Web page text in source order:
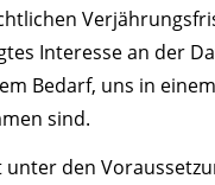
Interesse an der
Bedarf, uns in
sind.
den